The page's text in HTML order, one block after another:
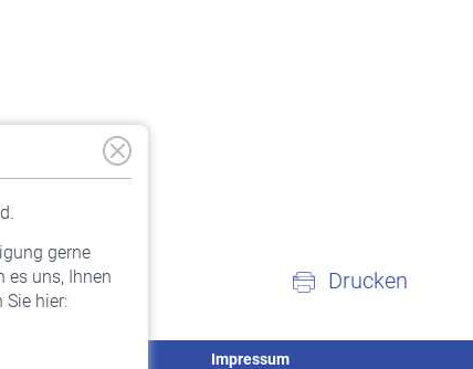
gerne
es uns, Ihnen
hier:
Drucken
Impressum